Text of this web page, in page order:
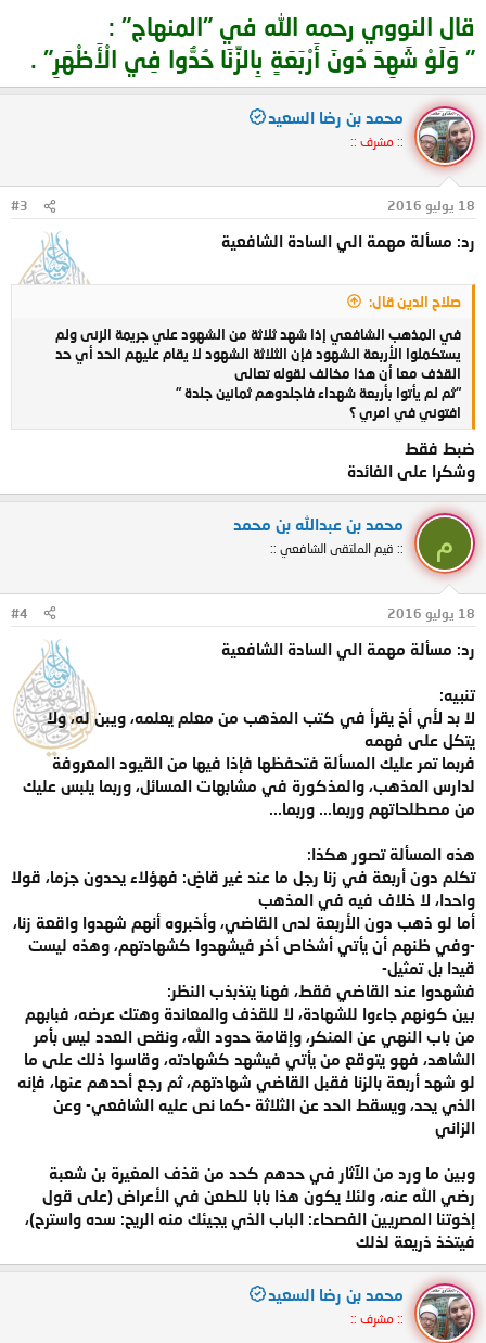
قال النووي رحمه الله في "المنهاج" :
" وَلَوْ شَهِدَ دُونَ أَرْبَعَةٍ بِالزِّنَا حُدُّوا فِي الْأَظْهَرِ" .
محمد بن رضا السعيد
:: مشرف ::
18 يوليو 2016 #3
رد: مسألة مهمة الي السادة الشافعية
صلاح الدين قال:
في المذهب الشافعي إذا شهد ثلاثة من الشهود علي جريمة الزنى ولم
يستكملوا الأربعة الشهود فإن الثلاثة الشهود لا يقام عليهم الحد أي حد
القذف معا أن هذا مخالف لقوله تعالى
"ثم لم يأتوا بأربعة شهداء فاجلدوهم ثمانين جلدة "
افتوني في امري ؟
ضبط فقط
وشكرا على الفائدة
م
محمد بن عبدالله بن محمد
:: قيم الملتقى الشافعي ::
18 يوليو 2016 #4
رد: مسألة مهمة الي السادة الشافعية
تنبيه:
لا بد لأي أخ يقرأ في كتب المذهب من معلم يعلمه، ويبن له، ولا
يتكل على فهمه
فربما تمر عليك المسألة فتحفظها فإذا فيها من القيود المعروفة
لدارس المذهب، والمذكورة في مشابهات المسائل، وربما يلبس عليك
من مصطلحاتهم وربما... وربما...
هذه المسألة تصور هكذا:
تكلم دون أربعة في زنا رجل ما عند غير قاضٍ: فهؤلاء يحدون جزما، قولا
واحدا، لا خلاف فيه في المذهب
أما لو ذهب دون الأربعة لدى القاضي، وأخبروه أنهم شهدوا واقعة زنا،
-وفي ظنهم أن يأتي أشخاص أخر فيشهدوا كشهادتهم، وهذه ليست
قيدا بل تمثيل-
فشهدوا عند القاضي فقط، فهنا يتذبذب النظر:
بين كونهم جاءوا للشهادة، لا للقذف والمعاندة وهتك عرضه، فبابهم
من باب النهي عن المنكر، وإقامة حدود الله، ونقص العدد ليس بأمر
الشاهد، فهو يتوقع من يأتي فيشهد كشهادته، وقاسوا ذلك على ما
لو شهد أربعة بالزنا فقبل القاضي شهادتهم، ثم رجع أحدهم عنها، فإنه
الذي يحد، ويسقط الحد عن الثلاثة -كما نص عليه الشافعي- وعن
الزاني
وبين ما ورد من الآثار في حدهم كحد من قذف المغيرة بن شعبة
رضي الله عنه، ولئلا يكون هذا بابا للطعن في الأعراض (على قول
إخوتنا المصريين الفصحاء: الباب الذي يجيئك منه الريح: سده واسترح)،
فيتخذ ذريعة لذلك
محمد بن رضا السعيد
:: مشرف ::